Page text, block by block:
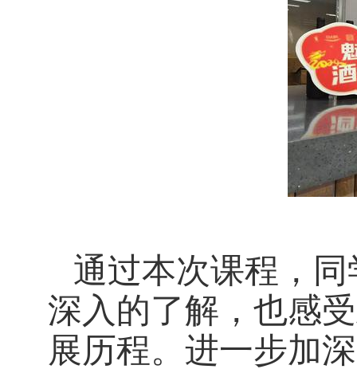
通过本次课程 ，
深入的了解，也感
展历程。 进一步加